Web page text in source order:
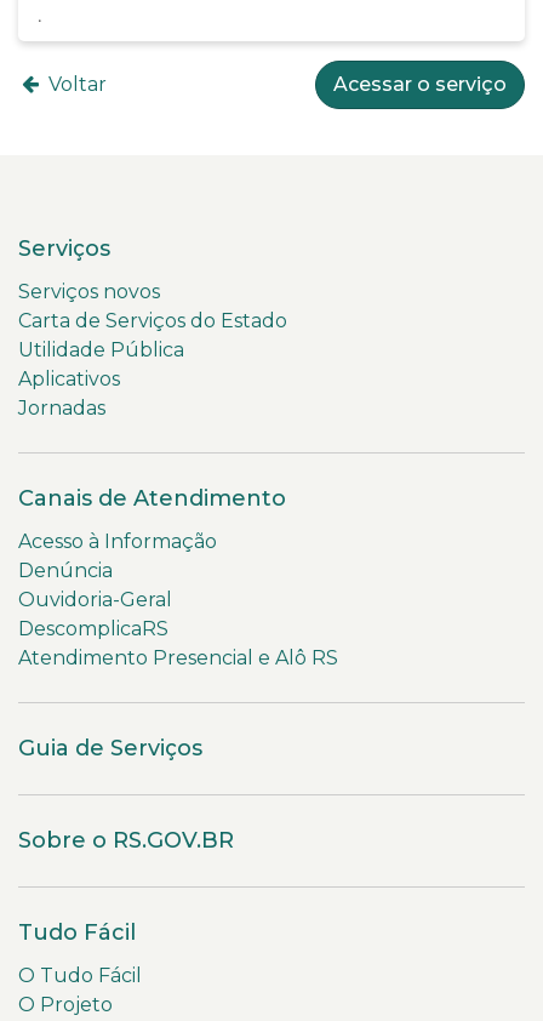
Voltar Acessar o serviço
Serviços
Serviços novos
Carta de Serviços do Estado
Utilidade Pública
Aplicativos
Jornadas
Canais de Atendimento
Acesso à Informação
Denúncia
Ouvidoria-Geral
DescomplicaRS
Atendimento Presencial e Alô RS
Guia de Serviços
Sobre o RS.GOV.BR
Tudo Fácil
O Tudo Fácil
O Projeto